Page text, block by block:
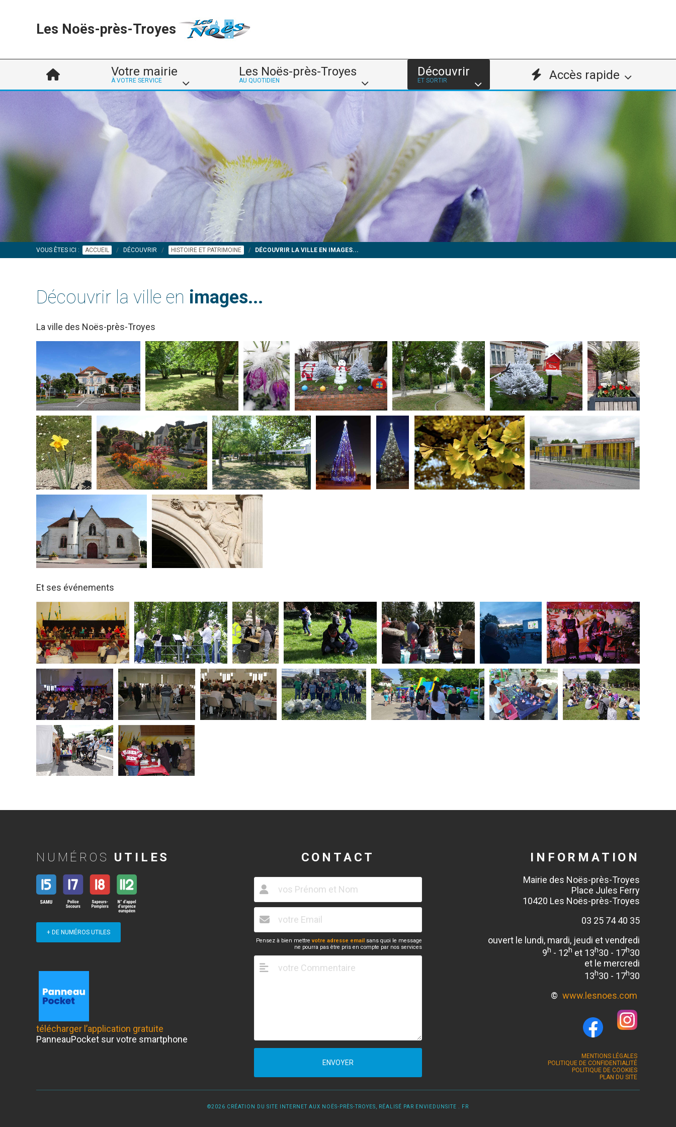
Les Noës-près-Troyes
Votre mairie
À VOTRE SERVICE
Les Noës-près-Troyes
AU QUOTIDIEN
Découvrir
ET SORTIR Accès rapide
VOUS ÊTES ICI : ACCUEIL DÉCOUVRIR HISTOIRE ET PATRIMOINE DÉCOUVRIR LA VILLE EN IMAGES...
Découvrir la ville en images...
La ville des Noës-près-Troyes
Et ses événements
NUMÉROS UTILES
+ DE NUMÉROS UTILES
télécharger l’application gratuite
PanneauPocket sur votre smartphone
CONTACT
Pensez à bien mettrevotre adresse email sans quoi le message
ne pourra pas être pris en compte par nos services
ENVOYER
INFORMATION
Mairie des Noës-près-Troyes
Place Jules Ferry
10420 Les Noës-près-Troyes
03 25 74 40 35
ouvert le lundi, mardi, jeudi et vendredi
9h - 12h et 13h30 - 17h30
et le mercredi
13h30 - 17h30
© www.lesnoes.com
MENTIONS LÉGALES
POLITIQUE DE CONFIDENTIALITÉ
POLITIQUE DE COOKIES
PLAN DU SITE
©2026 CRÉATION DU SITE INTERNET AUX NOËS-PRÈS-TROYES, RÉALISÉ PAR ENVIEDUNSITE . FR